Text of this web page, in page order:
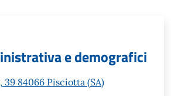
e demografici
39 84066 Pisciotta (SA)